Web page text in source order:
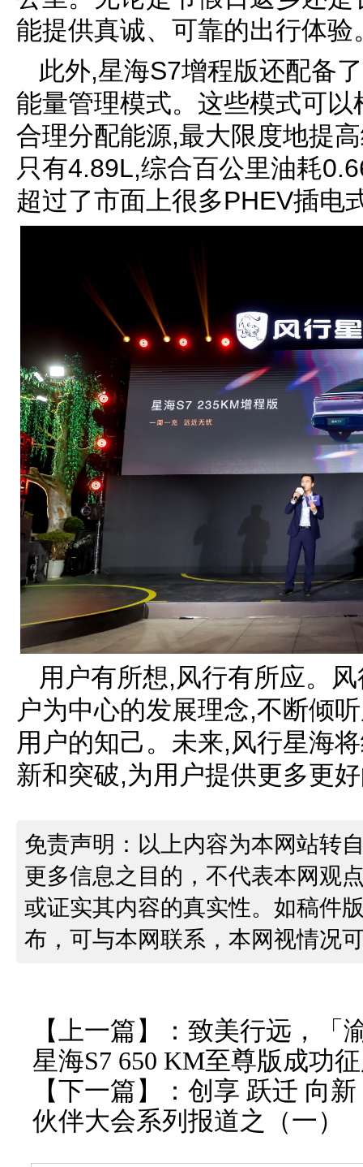
能提供真诚、可靠的出行体验
此外,星海S7增程版还配备
能量管理模式。这些模式可
合理分配能源,最大限度地提
只有4.89L,综合百公里油耗
超过了市面上很多PHEV插电
用户有所想,风行有所应。
户为中心的发展理念,不断倾
用户的知己。未来,风行星海
新和突破,为用户提供更多更
免责声明：以上内容为本网站转
更多信息之目的，不代表本网观
或证实其内容的真实性。如稿件
布，可与本网联系，本网视情况
【上一篇】： 致美行远，「
星海S7 650 KM至尊版成功
【下一篇】： 创享 跃迁 向
伙伴大会系列报道之（一）